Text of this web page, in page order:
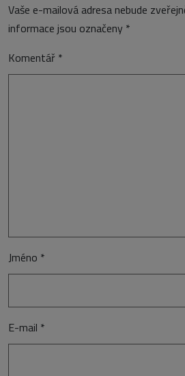
Vaše e-mailová adresa nebude
informace jsou označeny *
Komentář *
Jméno *
E-mail *